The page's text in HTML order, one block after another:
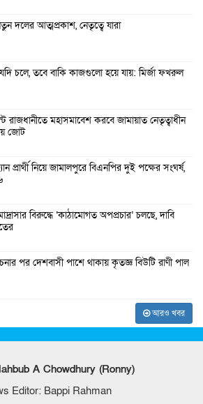
দলের আত্মপ্রকাশ, নেতৃত্বে যারা
যদি চলে, তবে বাকি কাজগুলো হয়ে যায়: মির্জা ফখরুল
মহাসমাবেশ করবে জামায়াত নেতৃত্বাধীন
জোট
প্রার্থী নিয়ে জামালপুরে বিএনপির দুই পক্ষের সংঘর্ষ,
বিরুদ্ধে ‘কাঠামোগত অপপ্রচার’ চলছে, দাবি
পর দেশবাসী পাশে থাকায় কৃতজ্ঞ বিউটি রাণী পাল
আরও খবর
A Chowdhury (Ronny)
Editor: Bappi Rahman